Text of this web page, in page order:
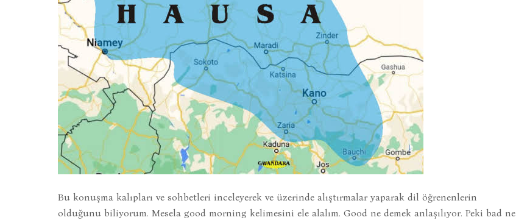
Bu konuşma kalıpları ve sohbetleri inceleyerek ve üzerinde alıştırmalar yaparak dil öğrenenlerin
olduğunu biliyorum. Mesela good morning kelimesini ele alalım. Good ne demek anlaşılıyor. Peki bad ne